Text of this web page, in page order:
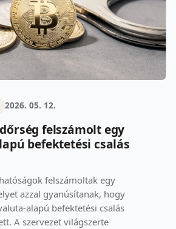
2026. 05. 12.
felszámolt egy
befektetési csalás
felszámoltak egy
azzal gyanúsítanak, hogy
alapú befektetési csalás
A szervezet világszerte